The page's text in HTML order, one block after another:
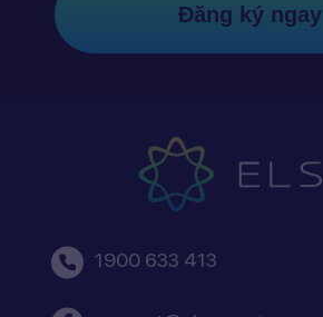
Đăng ký ngay
1900 633 413